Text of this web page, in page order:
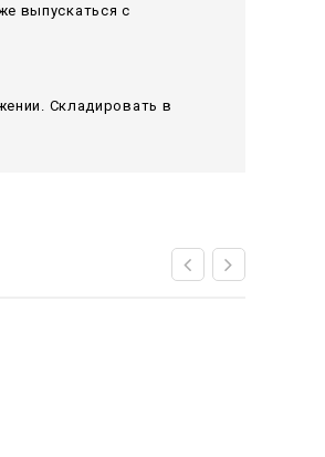
выпускаться с
Складировать в